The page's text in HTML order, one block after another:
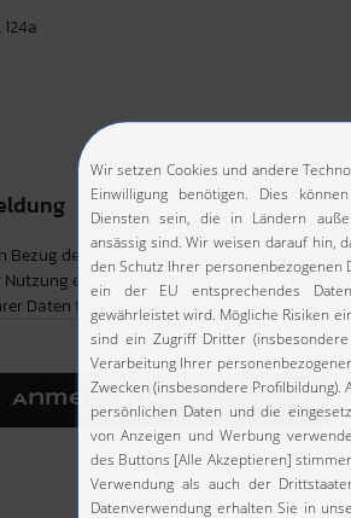
Bezug des MKM Newsletters sowie der
ein. Weitere Details zur
Daten finden Sie hier.
Anmelden